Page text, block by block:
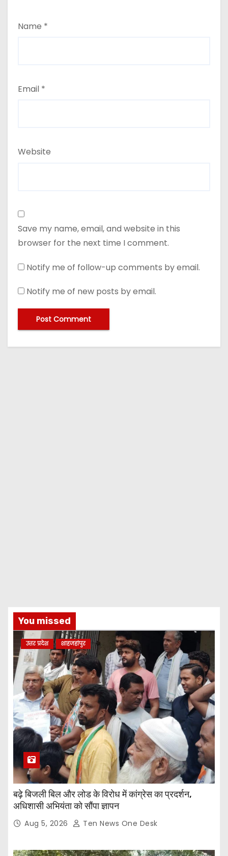
Name *
Email *
Website
Save my name, email, and website in this
browser for the next time I comment.
Notify me of follow-up comments by email.
Notify me of new posts by email.
You missed
उत्तर प्रदेश शाहजहांपुर
बढ़े बिजली बिल और लोड के विरोध में कांग्रेस का प्रदर्शन,
अधिशासी अभियंता को सौंपा ज्ञापन
Aug 5, 2026 Ten News One Desk